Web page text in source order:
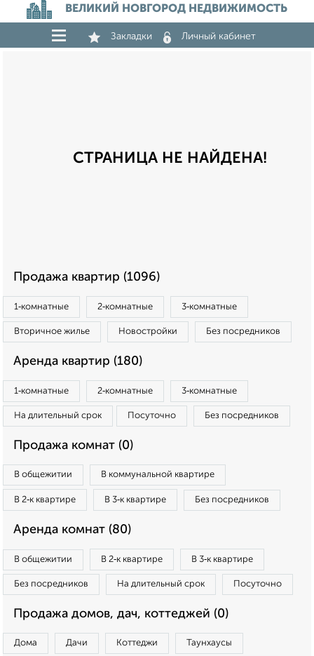
ВЕЛИКИЙ НОВГОРОД НЕДВИЖИМОСТЬ
Закладки Личный кабинет
СТРАНИЦА НЕ НАЙДЕНА!
Продажа квартир (1096)
1‑комнатные 2‑комнатные 3‑комнатные
Вторичное жилье Новостройки Без посредников
Аренда квартир (180)
1‑комнатные 2‑комнатные 3‑комнатные
На длительный срок Посуточно Без посредников
Продажа комнат (0)
В общежитии В коммунальной квартире
В 2‑к квартире В 3‑к квартире Без посредников
Аренда комнат (80)
В общежитии В 2‑к квартире В 3‑к квартире
Без посредников На длительный срок Посуточно
Продажа домов, дач, коттеджей (0)
Дома Дачи Коттеджи Таунхаусы